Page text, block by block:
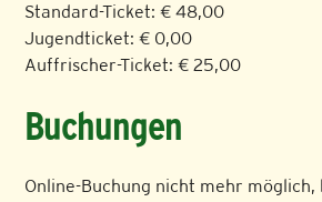
Standard-Ticket: € 48,00
Jugendticket: € 0,00
Auffrischer-Ticket: € 25,00
Buchungen
Online-Buchung nicht mehr möglich,